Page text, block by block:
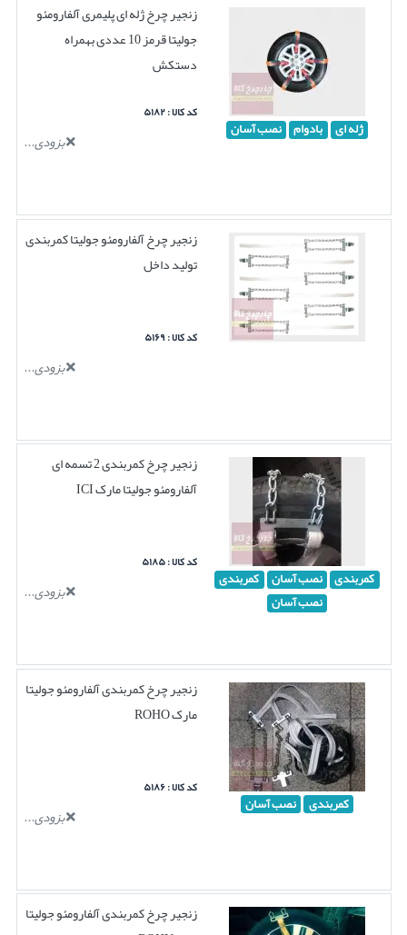
ژله ای بادوام نصب آسان
زنجیر چرخ ژله ای پلیمری آلفارومئو
جولیتا قرمز 10 عددی بهمراه
دستکش
کد کالا : ۵۱۸۲
بزودی...
زنجیر چرخ آلفارومئو جولیتا کمربندی
تولید داخل
کد کالا : ۵۱۶۹
بزودی...
کمربندی نصب آسان کمربندی
نصب آسان
زنجیر چرخ کمربندی 2 تسمه ای
آلفارومئو جولیتا مارک ICI
کد کالا : ۵۱۸۵
بزودی...
کمربندی نصب آسان
زنجیر چرخ کمربندی آلفارومئو جولیتا
مارک ROHO
کد کالا : ۵۱۸۶
بزودی...
زنجیر چرخ کمربندی آلفارومئو جولیتا